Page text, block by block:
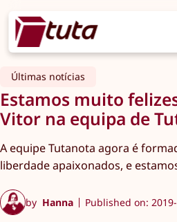
Últimas notícias
Estamos muito
Vitor na equipa de
A equipe Tutanota agora é
liberdade apaixonados, e
by Hanna Published on: